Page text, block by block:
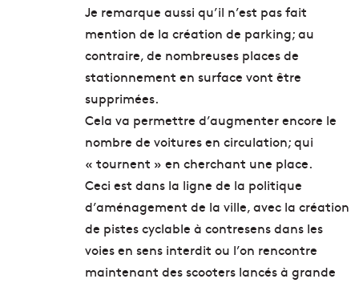
Je remarque aussi qu’il n’est pas fait
mention de la création de parking; au
contraire, de nombreuses places de
stationnement en surface vont être
supprimées.
Cela va permettre d’augmenter encore le
nombre de voitures en circulation; qui
« tournent » en cherchant une place.
Ceci est dans la ligne de la politique
d’aménagement de la ville, avec la création
de pistes cyclable à contresens dans les
voies en sens interdit ou l’on rencontre
maintenant des scooters lancés à grande